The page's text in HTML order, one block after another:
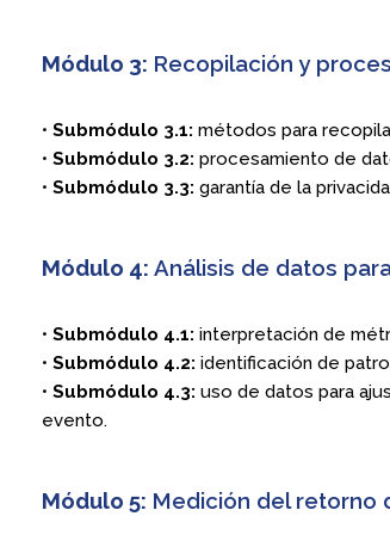
Módulo 3: Recopilación y
• Submódulo 3.1: métodos para
• Submódulo 3.2: procesamiento de
• Submódulo 3.3: garantía de la
Módulo 4: Análisis de datos
• Submódulo 4.1: interpretación de
• Submódulo 4.2: identificación de
• Submódulo 4.3: uso de datos para
evento.
Módulo 5: Medición del retorno